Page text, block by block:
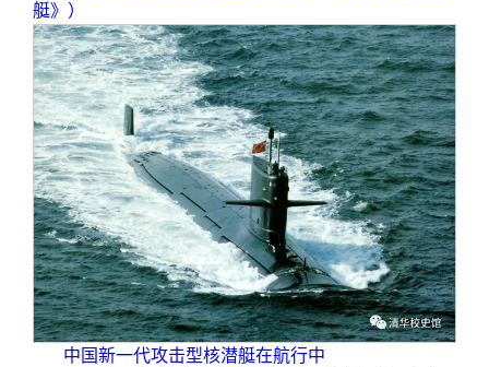
艇》）
中国新一代攻击型核潜艇在航行中